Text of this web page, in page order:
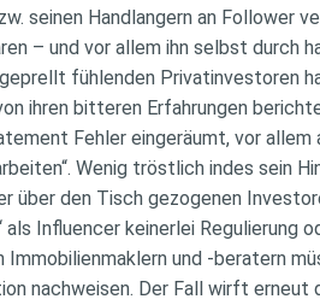
seinen Handlangern an Follower
– und vor allem ihn selbst durch
fühlenden Privatinvestoren
ihren bitteren Erfahrungen
Fehler eingeräumt, vor allem
Wenig tröstlich indes sein
über den Tisch gezogenen
als Influencer keinerlei Regulierung
Immobilienmaklern und -beratern
nachweisen. Der Fall wirft erneut